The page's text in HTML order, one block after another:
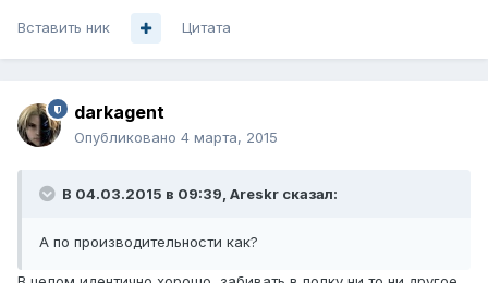
Вставить ник Цитата
darkagent
Опубликовано 4 марта, 2015
В 04.03.2015 в 09:39, Areskr сказал:
А по производительности как?